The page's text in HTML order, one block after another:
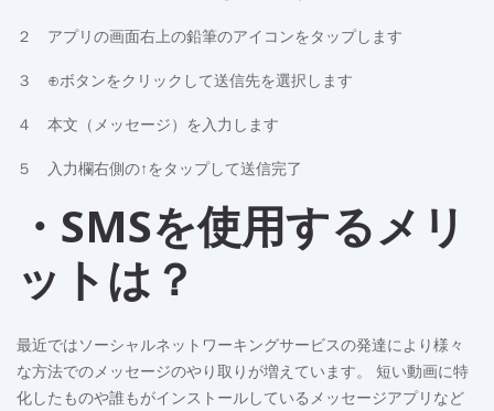
２ アプリの画面右上の鉛筆のアイコンをタップします
３ ⊕ボタンをクリックして送信先を選択します
４ 本文（メッセージ）を入力します
５ 入力欄右側の↑をタップして送信完了
・SMSを使用するメリ
ットは？
最近ではソーシャルネットワーキングサービスの発達により様々
な方法でのメッセージのやり取りが増えています。 短い動画に特
化したものや誰もがインストールしているメッセージアプリなど